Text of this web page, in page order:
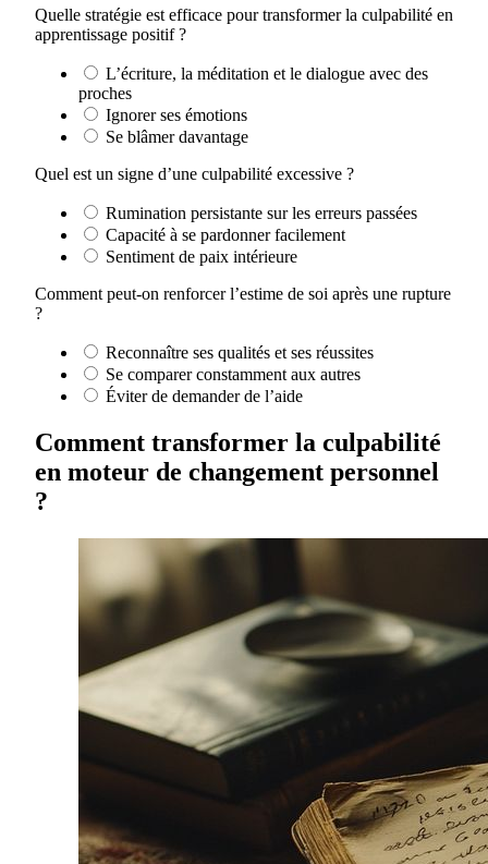
Quelle stratégie est efficace pour transformer la culpabilité en
apprentissage positif ?
L’écriture, la méditation et le dialogue avec des
proches
Ignorer ses émotions
Se blâmer davantage
Quel est un signe d’une culpabilité excessive ?
Rumination persistante sur les erreurs passées
Capacité à se pardonner facilement
Sentiment de paix intérieure
Comment peut-on renforcer l’estime de soi après une rupture
?
Reconnaître ses qualités et ses réussites
Se comparer constamment aux autres
Éviter de demander de l’aide
Comment transformer la culpabilité
en moteur de changement personnel
?